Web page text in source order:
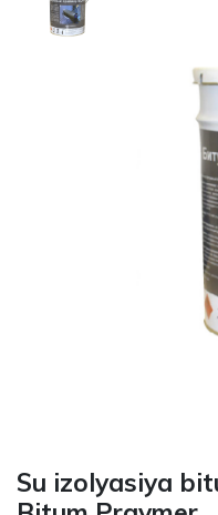
Su izolyasiya